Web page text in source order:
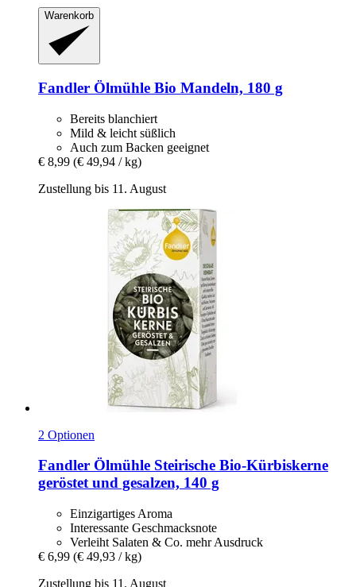
Warenkorb
Fandler Ölmühle Bio Mandeln, 180 g
Bereits blanchiert
Mild & leicht süßlich
Auch zum Backen geeignet
€ 8,99 (€ 49,94 / kg)
Zustellung bis 11. August
2 Optionen
Fandler Ölmühle Steirische Bio-​Kürbiskerne
geröstet und gesalzen, 140 g
Einzigartiges Aroma
Interessante Geschmacksnote
Verleiht Salaten & Co. mehr Ausdruck
€ 6,99 (€ 49,93 / kg)
Zustellung bis 11. August